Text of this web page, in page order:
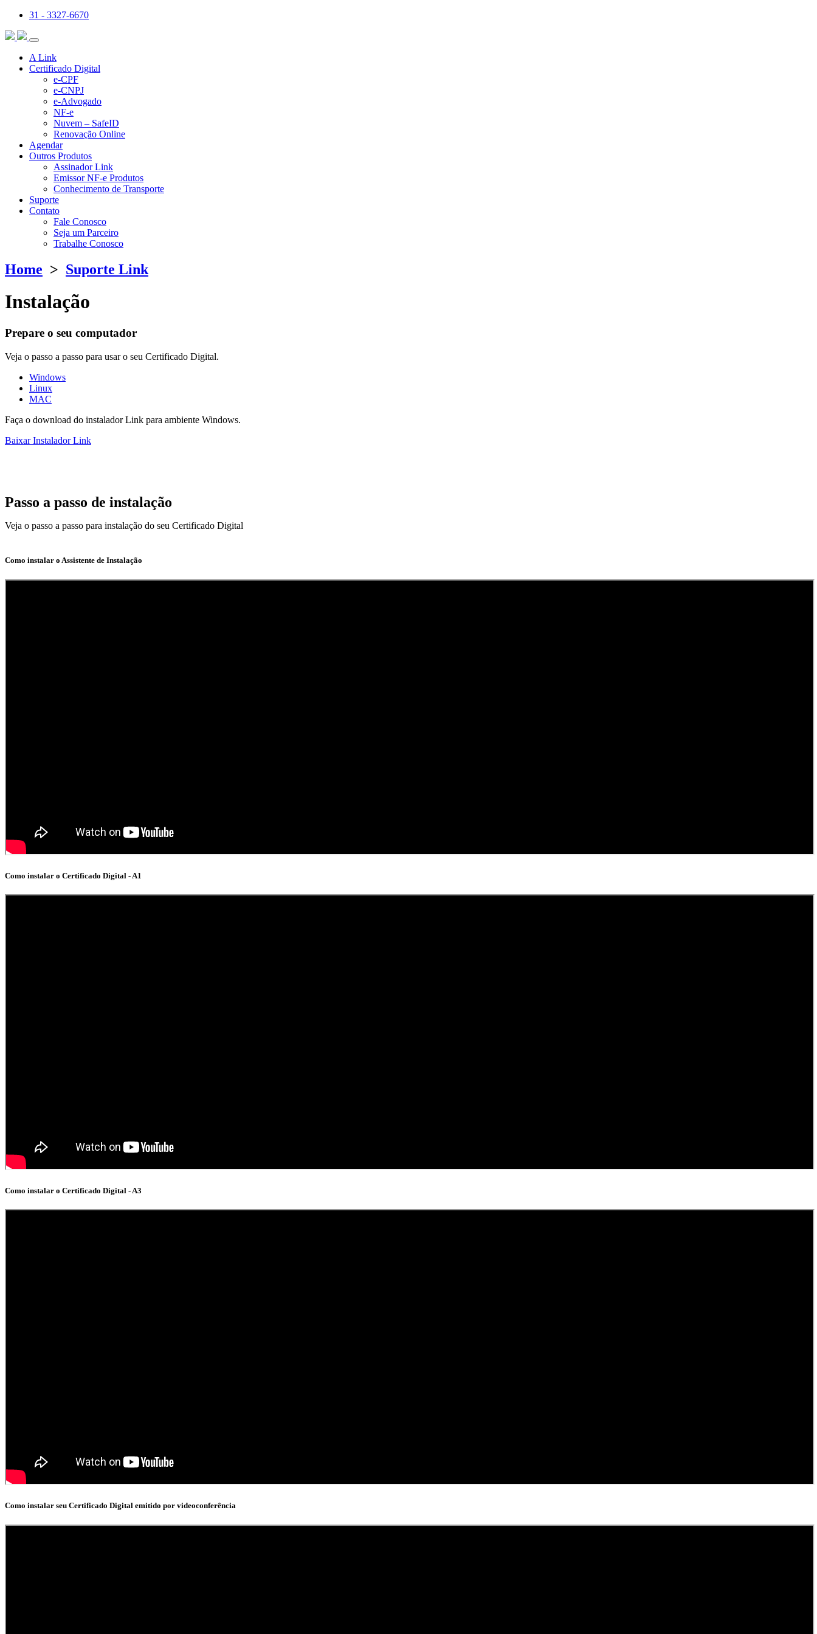
31 - 3327-6670
A Link
Certificado Digital
e-CPF
e-CNPJ
e-Advogado
NF-e
Nuvem – SafeID
Renovação Online
Agendar
Outros Produtos
Assinador Link
Emissor NF-e Produtos
Conhecimento de Transporte
Suporte
Contato
Fale Conosco
Seja um Parceiro
Trabalhe Conosco
Home > Suporte Link
Instalação
Prepare o seu computador
Veja o passo a passo para usar o seu Certificado Digital.
Windows
Linux
MAC
Faça o download do instalador Link para ambiente Windows.
Baixar Instalador Link
Passo a passo de instalação
Veja o passo a passo para instalação do seu Certificado Digital
Como instalar o Assistente de Instalação
Como instalar o Certificado Digital - A1
Como instalar o Certificado Digital - A3
Como instalar seu Certificado Digital emitido por videoconferência